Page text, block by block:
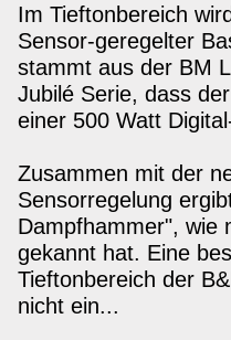
Im Tieftonbereich
Sensor-geregelter
stammt aus der BM
Jubilé Serie, dass
einer 500 Watt
Zusammen mit der
Sensorregelung
Dampfhammer", wie
gekannt hat. Eine
Tieftonbereich der
nicht ein...